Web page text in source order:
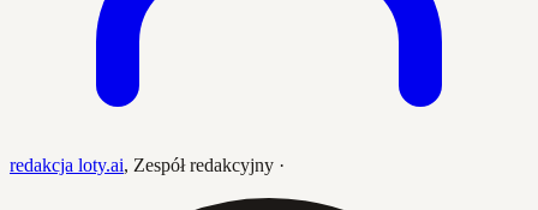
redakcja loty.ai, Zespół redakcyjny ·